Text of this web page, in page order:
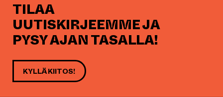
TILAA
UUTISKIRJEEMME JA
PYSY AJAN TASALLA!
KYLLÄ KIITOS!